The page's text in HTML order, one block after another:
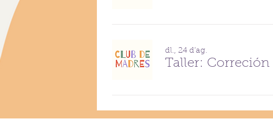
dl., 24 d’ag.
Taller: